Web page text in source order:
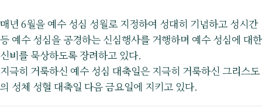
매년 6월을 예수 성심 성월로 지정하여 성대히 기념하고 성시간
등 예수 성심을 공경하는 신심행사를 거행하며 예수 성심에 대한
신비를 묵상하도록 장려하고 있다.
지극히 거룩하신 예수 성심 대축일은 지극히 거룩하신 그리스도
의 성체 성혈 대축일 다음 금요일에 지키고 있다.